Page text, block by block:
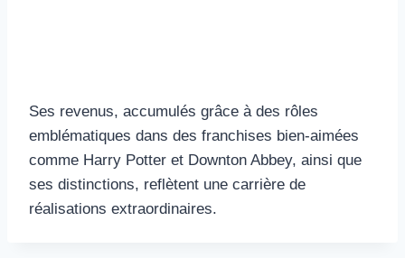
Ses revenus, accumulés grâce à des rôles
emblématiques dans des franchises bien-aimées
comme Harry Potter et Downton Abbey, ainsi que
ses distinctions, reflètent une carrière de
réalisations extraordinaires.